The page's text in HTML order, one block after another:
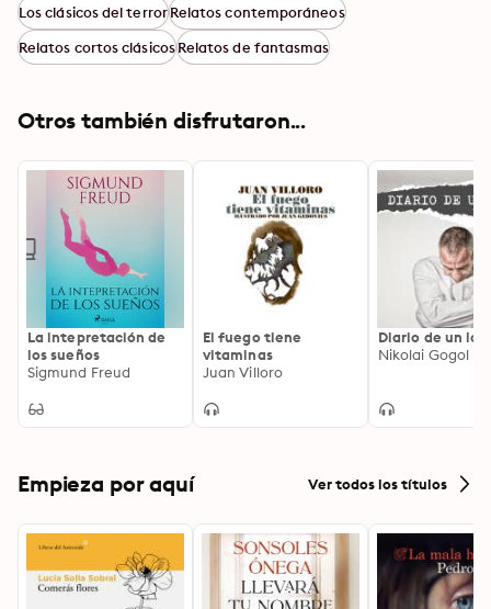
Incluye: Una estación de amor - La muerte de Isolda -
El Solitario - Los buques suicidantes - A la deriva - La
Insolación - El alambre de púas - Los Mensú - La gallina
pescadores de vigas - La miel silvestre - Nuestro primer
Los clásicos del terrorRelatos contemporáneos
Relatos cortos clásicosRelatos de fantasmas
Otros también disfrutaron...
La intepretación de
los sueños
Sigmund Freud
El fuego tiene
vitaminas
Juan Villoro
Diario de un
Nikolai Gogol
Empieza por aquí Ver todos los títulos